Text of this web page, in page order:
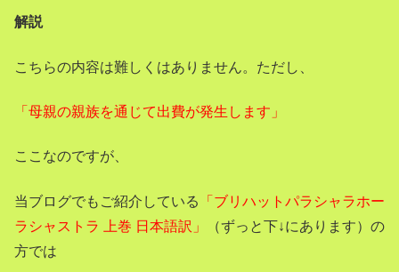
解説
こちらの内容は難しくはありません。ただし、
「母親の親族を通じて出費が発生します」
ここなのですが、
当ブログでもご紹介している
「ブリハットパラシャラホー
ラシャストラ 上巻 日本語訳」
（ずっと下↓にあります）の
方では